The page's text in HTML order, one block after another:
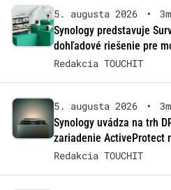
5. augusta 2026 •
3m
Synology predstavuje
dohľadové riešenie pre
Redakcia TOUCHIT
5. augusta 2026 •
3m
Synology uvádza na trh
zariadenie ActiveProtect
Redakcia TOUCHIT